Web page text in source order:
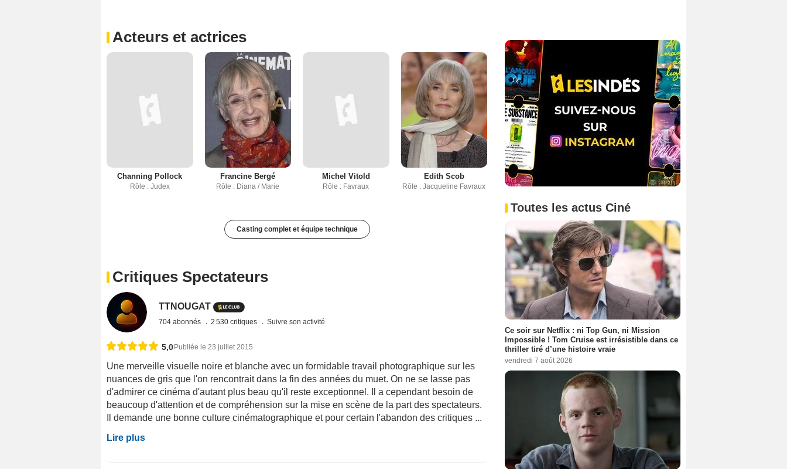
Acteurs et actrices
Channing Pollock
Rôle : Judex
Francine Bergé
Rôle : Diana / Marie
Michel Vitold
Rôle : Favraux
Edith Scob
Rôle : Jacqueline Favraux
Casting complet et équipe technique
Critiques Spectateurs
TTNOUGAT
704 abonnés 2 530 critiques Suivre son activité
5,0 Publiée le 23 juillet 2015
Une merveille visuelle noire et blanche avec un formidable travail photographique sur les
nuances de gris que l'on rencontrait dans la fin des années du muet. On ne se lasse pas
d'admirer ce cinéma d'autant plus beau qu'il reste exceptionnel. Il a cependant besoin de
beaucoup d'attention et de compréhension sur la mise en scène de la part des spectateurs.
Il demande une bonne culture cinématographique et pour certain l'abandon des critiques ...
Lire plus
Toutes les actus Ciné
Ce soir sur Netflix : ni Top Gun, ni Mission
Impossible ! Tom Cruise est irrésistible dans ce
thriller tiré d’une histoire vraie
vendredi 7 août 2026